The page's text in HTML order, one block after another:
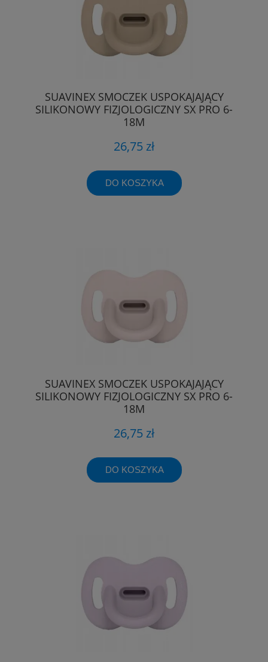
SUAVINEX SMOCZEK USPOKAJAJĄCY
SILIKONOWY FIZJOLOGICZNY SX PRO 6-
18M
26,75 zł
DO KOSZYKA
SUAVINEX SMOCZEK USPOKAJAJĄCY
SILIKONOWY FIZJOLOGICZNY SX PRO 6-
18M
26,75 zł
DO KOSZYKA